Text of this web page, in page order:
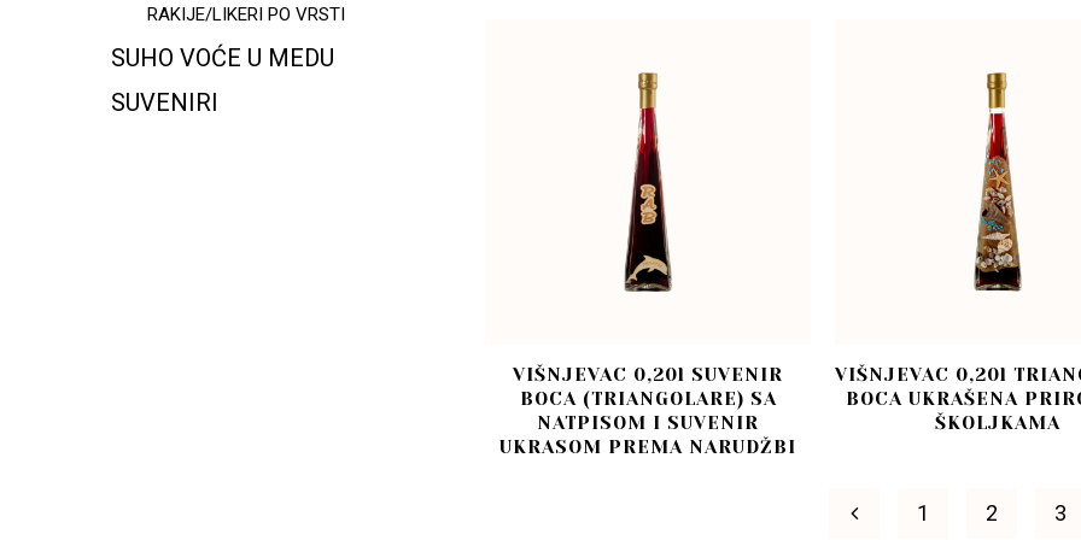
RAKIJE/LIKERI PO VRSTI
SUHO VOĆE U MEDU
SUVENIRI
VIŠNJEVAC 0,20l SUVENIR
BOCA (TRIANGOLARE) SA
NATPISOM I SUVENIR
UKRASOM PREMA NARUDŽBI
VIŠNJEVAC 0,20l
BOCA UKRAŠENA
ŠKOLJKAMA
1 2 3